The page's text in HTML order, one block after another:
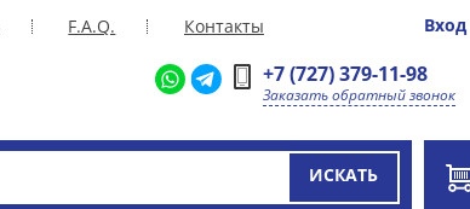
F.A.Q. Контакты Вход
+7 (727) 379-11-98
Заказать обратный звонок
ИСКАТЬ